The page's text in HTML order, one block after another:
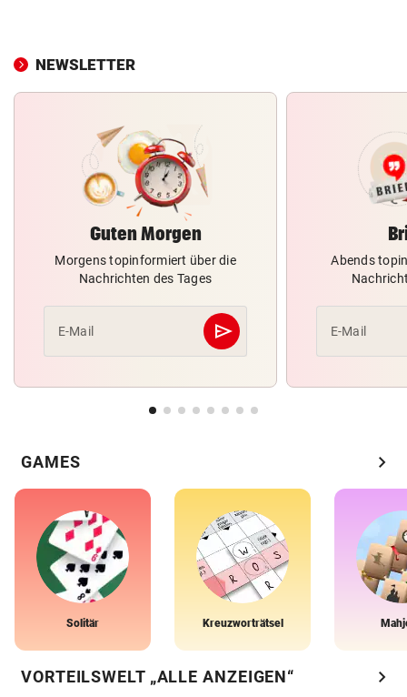
NEWSLETTER
Guten Morgen
Morgens topinformiert über die
Nachrichten des Tages
E-Mail send
Abschicken
Abends
E-Mail
GAMES chevron_right
Solitär Kreuzworträtsel
VORTEILSWELT „ALLE ANZEIGEN“ chevron_right